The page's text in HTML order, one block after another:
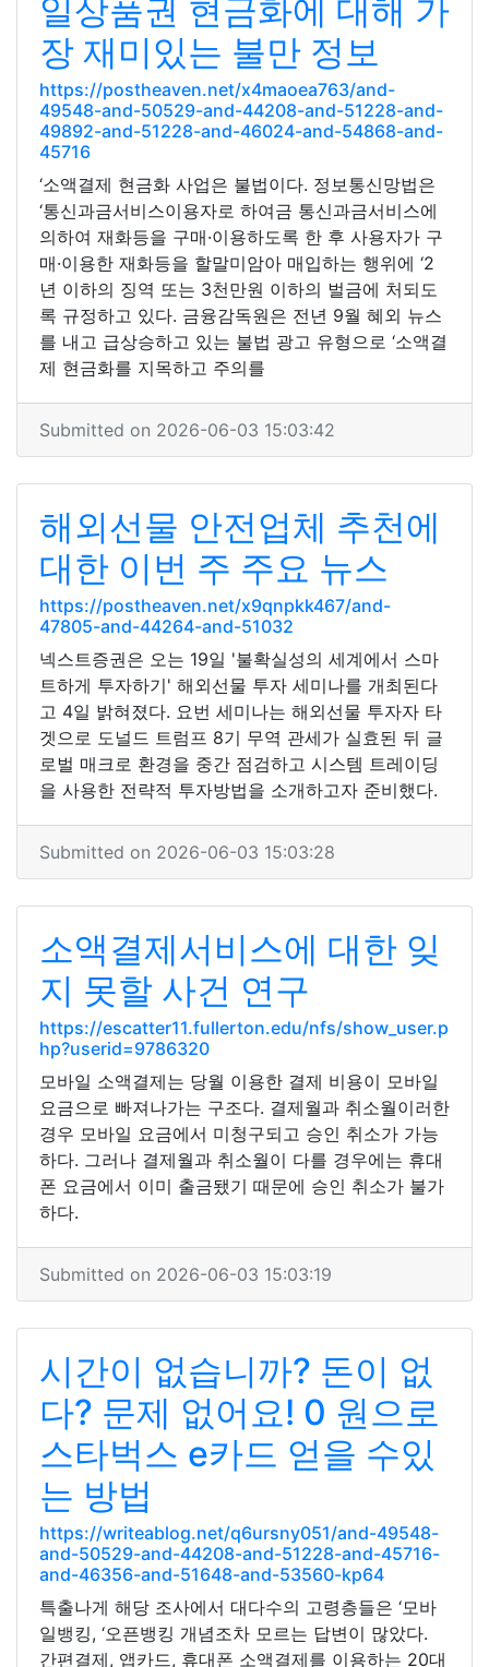
일상품권 현금화에 대해 가
장 재미있는 불만 정보
https://postheaven.net/x4maoea763/and-
49548-and-50529-and-44208-and-51228-and-
49892-and-51228-and-46024-and-54868-and-
45716
‘소액결제 현금화 사업은 불법이다. 정보통신망법은
‘통신과금서비스이용자로 하여금 통신과금서비스에
의하여 재화등을 구매·이용하도록 한 후 사용자가 구
매·이용한 재화등을 할말미암아 매입하는 행위에 ‘2
년 이하의 징역 또는 3천만원 이하의 벌금에 처되도
록 규정하고 있다. 금융감독원은 전년 9월 혜외 뉴스
를 내고 급상승하고 있는 불법 광고 유형으로 ‘소액결
제 현금화를 지목하고 주의를
Submitted on 2026-06-03 15:03:42
해외선물 안전업체 추천에
대한 이번 주 주요 뉴스
https://postheaven.net/x9qnpkk467/and-
47805-and-44264-and-51032
넥스트증권은 오는 19일 '불확실성의 세계에서 스마
트하게 투자하기' 해외선물 투자 세미나를 개최된다
고 4일 밝혀졌다. 요번 세미나는 해외선물 투자자 타
겟으로 도널드 트럼프 8기 무역 관세가 실효된 뒤 글
로벌 매크로 환경을 중간 점검하고 시스템 트레이딩
을 사용한 전략적 투자방법을 소개하고자 준비했다.
Submitted on 2026-06-03 15:03:28
소액결제서비스에 대한 잊
지 못할 사건 연구
https://escatter11.fullerton.edu/nfs/show_user.p
hp?userid=9786320
모바일 소액결제는 당월 이용한 결제 비용이 모바일
요금으로 빠져나가는 구조다. 결제월과 취소월이러한
경우 모바일 요금에서 미청구되고 승인 취소가 가능
하다. 그러나 결제월과 취소월이 다를 경우에는 휴대
폰 요금에서 이미 출금됐기 때문에 승인 취소가 불가
하다.
Submitted on 2026-06-03 15:03:19
시간이 없습니까? 돈이 없
다? 문제 없어요! 0 원으로
스타벅스 e카드 얻을 수있
는 방법
https://writeablog.net/q6ursny051/and-49548-
and-50529-and-44208-and-51228-and-45716-
and-46356-and-51648-and-53560-kp64
특출나게 해당 조사에서 대다수의 고령층들은 ‘모바
일뱅킹, ‘오픈뱅킹 개념조차 모르는 답변이 많았다.
간편결제, 앱카드, 휴대폰 소액결제를 이용하는 20대